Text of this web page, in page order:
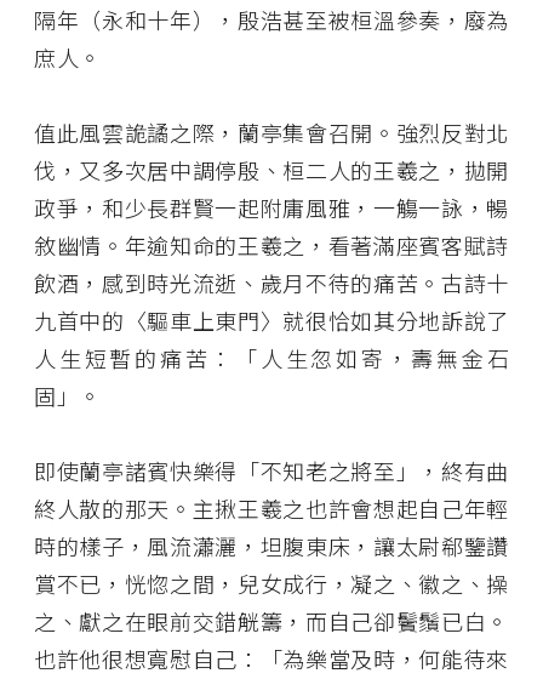
隔年（永和十年），殷浩甚至被桓溫參奏，廢為
庶人。
值此風雲詭譎之際，蘭亭集會召開。強烈反對北
伐，又多次居中調停殷、桓二人的王羲之，拋開
政爭，和少長群賢一起附庸風雅，一觴一詠，暢
敘幽情。年逾知命的王羲之，看著滿座賓客賦詩
飲酒，感到時光流逝、歲月不待的痛苦。古詩十
九首中的〈驅車上東門〉就很恰如其分地訴說了
人生短暫的痛苦：「人生忽如寄，壽無金石
固」。
即使蘭亭諸賓快樂得「不知老之將至」，終有曲
終人散的那天。主揪王羲之也許會想起自己年輕
時的樣子，風流瀟灑，坦腹東床，讓太尉郗鑒讚
賞不已，恍惚之間，兒女成行，凝之、徽之、操
之、獻之在眼前交錯觥籌，而自己卻鬢鬚已白。
也許他很想寬慰自己：「為樂當及時，何能待來